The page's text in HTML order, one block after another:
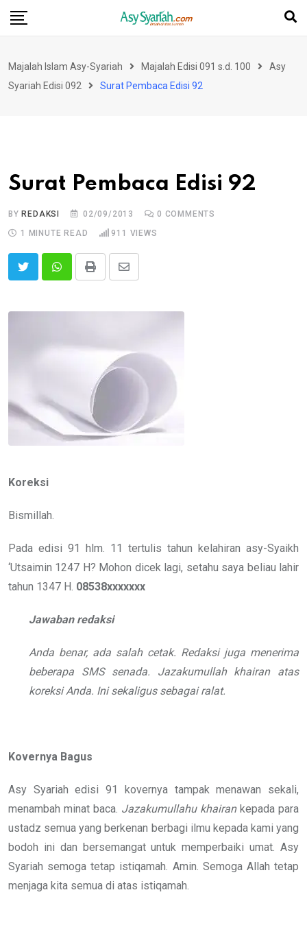
Skip
Majalah Islam Asy-Syariah Majalah Edisi 091 s.d. 100
Asy
Syariah Edisi 092
Surat Pembaca Edisi 92
Surat Pembaca Edisi 92
BYREDAKSI 02/09/2013 0 COMMENTS
1 MINUTE READ
911 VIEWS
Print
Share
Email
Koreksi
Bismillah.
Pada edisi 91 hlm. 11 tertulis tahun kelahiran asy-Syaikh
‘Utsaimin 1247 H? Mohon dicek lagi, setahu saya beliau lahir
tahun 1347 H. 08538xxxxxxx
Jawaban redaksi
Anda benar, ada salah cetak. Redaksi juga menerima
beberapa SMS senada. Jazakumullah khairan atas
koreksi Anda. Ini sekaligus sebagai ralat.
Kovernya Bagus
Asy Syariah edisi 91 kovernya tampak menawan sekali,
menambah minat baca. Jazakumullahu khairankepada para
ustadz semua yang berkenan berbagi ilmu kepada kami yang
bodoh ini dan bersemangat untuk memperbaiki umat. Asy
Syariah semoga tetap istiqamah. Amin. Semoga Allah tetap
menjaga kita semua di atas istiqamah.